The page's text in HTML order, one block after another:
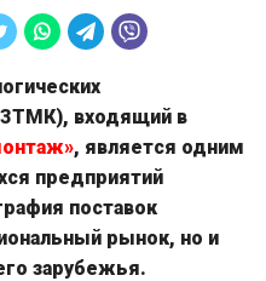
входящий в
, является одним
предприятий
поставок
рынок, но и
зарубежья.